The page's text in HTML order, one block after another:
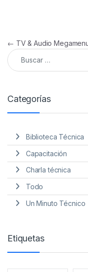
Navegación
← TV & Audio
Buscar:
Categorías
Biblioteca Técnica
Capacitación
Charla técnica
Todo
Un Minuto Técnico
Etiquetas